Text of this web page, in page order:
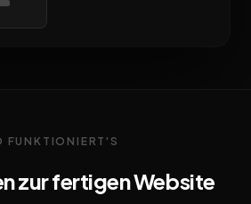
FUNKTIONIERT'S
zur fertigen Website